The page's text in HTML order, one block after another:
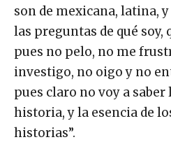
son de mexicana, latina,
las preguntas de qué soy,
pues no pelo, no me
investigo, no oigo y no
pues claro no voy a
historia, y la esencia de
historias”.